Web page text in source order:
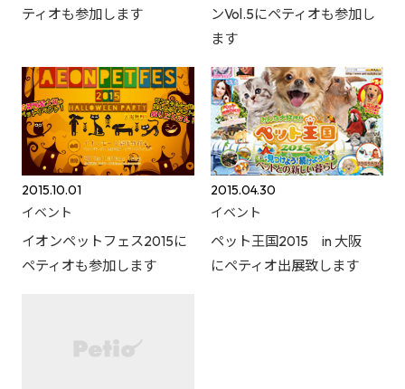
ティオも参加します
ンVol.5にペティオも参加し
ます
2015.10.01
イベント
イオンペットフェス2015に
ペティオも参加します
2015.04.30
イベント
ペット王国2015 in 大阪
にペティオ出展致します